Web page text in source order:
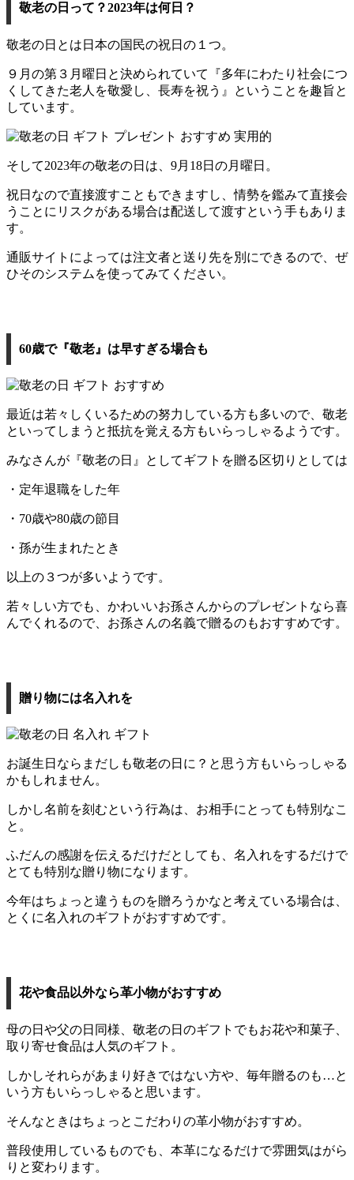
敬老の日って？2023年は何日？
敬老の日とは日本の国民の祝日の１つ。
９月の第３月曜日と決められていて『多年にわたり社会につ
くしてきた老人を敬愛し、長寿を祝う』ということを趣旨と
しています。
そして2023年の敬老の日は、9月18日の月曜日。
祝日なので直接渡すこともできますし、情勢を鑑みて直接会
うことにリスクがある場合は配送して渡すという手もありま
す。
通販サイトによっては注文者と送り先を別にできるので、ぜ
ひそのシステムを使ってみてください。
60歳で『敬老』は早すぎる場合も
最近は若々しくいるための努力している方も多いので、敬老
といってしまうと抵抗を覚える方もいらっしゃるようです。
みなさんが『敬老の日』としてギフトを贈る区切りとしては
・定年退職をした年
・70歳や80歳の節目
・孫が生まれたとき
以上の３つが多いようです。
若々しい方でも、かわいいお孫さんからのプレゼントなら喜
んでくれるので、お孫さんの名義で贈るのもおすすめです。
贈り物には名入れを
お誕生日ならまだしも敬老の日に？と思う方もいらっしゃる
かもしれません。
しかし名前を刻むという行為は、お相手にとっても特別なこ
と。
ふだんの感謝を伝えるだけだとしても、名入れをするだけで
とても特別な贈り物になります。
今年はちょっと違うものを贈ろうかなと考えている場合は、
とくに名入れのギフトがおすすめです。
花や食品以外なら革小物がおすすめ
母の日や父の日同様、敬老の日のギフトでもお花や和菓子、
取り寄せ食品は人気のギフト。
しかしそれらがあまり好きではない方や、毎年贈るのも…と
いう方もいらっしゃると思います。
そんなときはちょっとこだわりの革小物がおすすめ。
普段使用しているものでも、本革になるだけで雰囲気はがら
りと変わります。